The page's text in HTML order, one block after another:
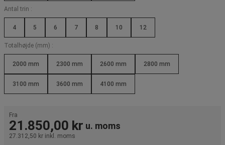
Antal trin :
4 5 6 7 8 10 12
Totalhøjde (mm) :
2000 mm 2300 mm 2600 mm 2800 mm
3100 mm 3600 mm 4100 mm
Fra
21.850,00 kr u. moms
27.312,50 kr inkl. moms